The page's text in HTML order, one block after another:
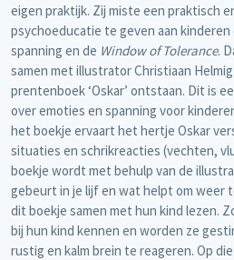
eigen praktijk. Zij miste een praktisch
psychoeducatie te geven aan
spanning en de Window of Tolerance.
samen met illustrator Christiaan
prentenboek ‘Oskar’ ontstaan. Dit is
over emoties en spanning voor
het boekje ervaart het hertje Oskar
situaties en schrikreacties (vechten,
boekje wordt met behulp van de
gebeurt in je lijf en wat helpt om weer
dit boekje samen met hun kind lezen.
bij hun kind kennen en worden ze
rustig en kalm brein te reageren. Op